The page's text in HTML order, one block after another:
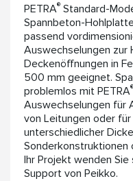
PETRA® Standard-
Spannbeton-
passend
Auswechselungen zur
Deckenöffnungen in
500 mm geeignet.
problemlos mit PETRA®
Auswechselungen für
von Leitungen oder
unterschiedlicher
Sonderkonstruktionen
Ihr Projekt wenden
Support von Peikko.